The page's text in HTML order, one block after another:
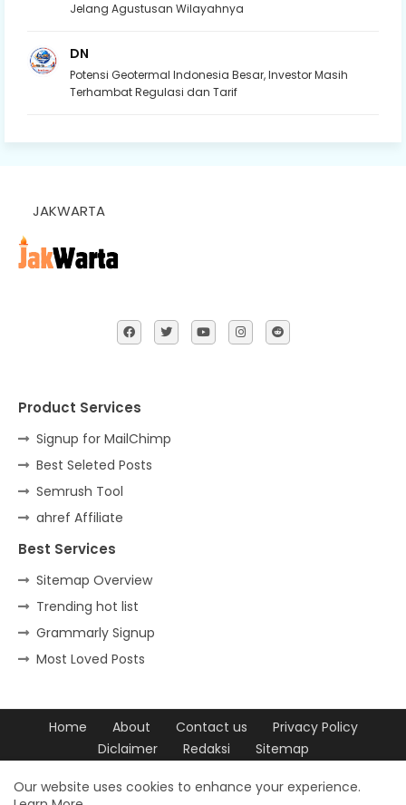
Jelang Agustusan Wilayahnya
DN
Potensi Geotermal Indonesia Besar, Investor Masih
Terhambat Regulasi dan Tarif
JAKWARTA
Product Services
Signup for MailChimp
Best Seleted Posts
Semrush Tool
ahref Affiliate
Best Services
Sitemap Overview
Trending hot list
Grammarly Signup
Most Loved Posts
Home About Contact us
Privacy Policy
Diclaimer
Redaksi
Sitemap
Our website uses cookies to enhance your experience.